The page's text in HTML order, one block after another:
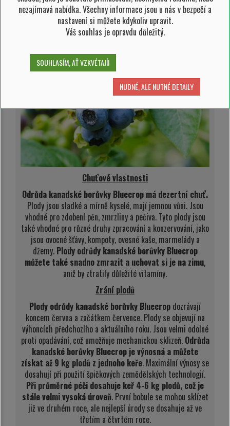
Bobule odrůdy kanadské borůvky Bluecrop se sbírají v
dlouhých hroznech asnášejí přepravu na dlouhé
vzdálenosti, aniž by praskaly
Chuťové vlastnosti
Odrůda kanadské borůvky Bluecrop má dezertní chuť.
Plody jsou sladké a mírně kyselé, mají jemnou vůni. Jsou
vhodné pro zdobení pěn, zmrzliny a pečiva. Tyto plody jsou
také vhodné pro různé druhy zpracování a konzervování, jako
jsou ovocné šťávy, kompoty, ovesné kaše, marmelády a
džemy. Plody odrůdy kanadské borůvky Bluecrop
můžete také snadno zmrazit a uchovat si je na zimu,
aniž by ztratily důležité vitamíny.
Zrání plodů
Plody odrůdy kanadské borůvky Bluecrop dozrávají
koncem června a začátkem července. Plody se objevují na
výhoncích předchozího a aktuálního roku. Jsou velmi odolné
proti opadávání, což umožňuje mechanickou sklizeň. Odrůda
kanadské borůvky Bluecrop je výnosná a můžete
získat až 9 kg plodů z jednoho keře. Maximální výnosy se
dosahují při použití špičkových zemědělských technologií.
Při průměrné péči dosahuje keř 4-6 kg plodů, což je
stále velmi vysoká úroveň. První bobule se mohou sklízet
již ve druhém roce, ale nejlepší úrody se dosahuje až ve
třetím a čtvrtém roce.
nezajímavá nabídka. Všechny informace jsou u nás v bezpečí a
nastavení si můžete kdykoliv upravit.
Váš souhlas je opravdu důležitý.
SOUHLASÍM, AŤ VZKVÉTAJÍ!
NUDNÉ, ALE NUTNÉ DETAILY